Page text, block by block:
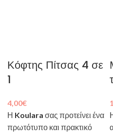
Κόφτης Πίτσας 4 σε
1
4,00€
Η Koulara σας προτείνει ένα
πρωτότυπο και πρακτικό